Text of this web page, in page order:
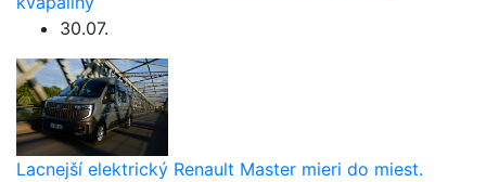
30.07.
Lacnejší elektrický Renault Master mieri do miest.